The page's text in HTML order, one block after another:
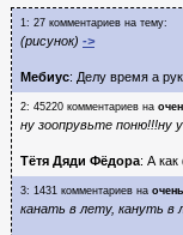
1: 27 комментариев на тему:
(рисунок) ->
Мебиус: Делу время а
2: 45220 комментариев на
ну зоопрувьте поню!!!ну
Тётя Дяди Фёдора: А
3: 1431 комментариев на
канать в лету, кануть в